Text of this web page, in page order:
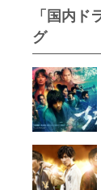
「国内ド
グ